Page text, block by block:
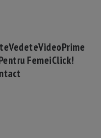
VedeteVideoPrime
FemeiClick!